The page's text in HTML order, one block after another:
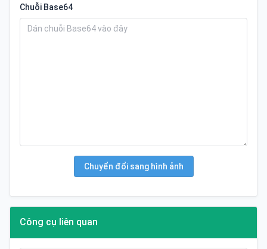
Chuỗi Base64
Chuyển đổi sang hình ảnh
Công cụ liên quan